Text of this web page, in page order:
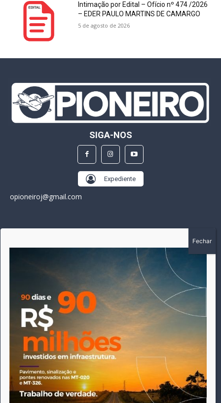
Intimação por Edital – Ofício nº 474 /2026
– EDER PAULO MARTINS DE CAMARGO
5 de agosto de 2026
SIGA-NOS
Expediente
opioneiroj@gmail.com
A história do Pioneiro inicia em fevereiro de 2005 em
Canarana - MT, na época, como um jornal impresso semanal,
que chegou a possuir mil assinantes. Durante 15 anos, foram
publicadas 691 edições que narraram os acontecimentos
políticos, policiais e cotidianos de Canarana e região. Fiel a sua
origem, pautado sempre pela busca incessante da
imparcialidade, faz jus a sua logo, com o característico "avião
da praça" de Canarana, sendo o símbolo do
comprometimento deste veículo de comunicação com o
relato dos fatos neste município. Em 06 de dezembro de 2019
circulou a última edição impressa do jornal, que desde então
tem veiculação exclusivamente online.